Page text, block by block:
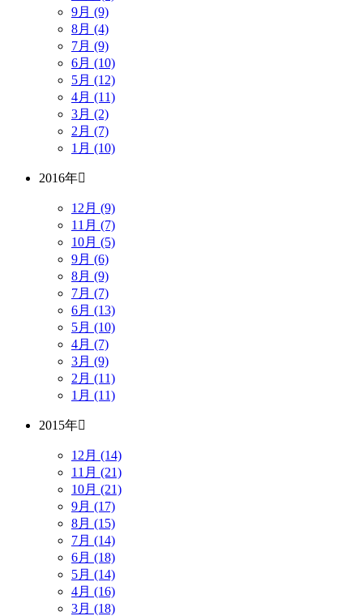
9月 (9)
8月 (4)
7月 (9)
6月 (10)
5月 (12)
4月 (11)
3月 (2)
2月 (7)
1月 (10)
2016年
12月 (9)
11月 (7)
10月 (5)
9月 (6)
8月 (9)
7月 (7)
6月 (13)
5月 (10)
4月 (7)
3月 (9)
2月 (11)
1月 (11)
2015年
12月 (14)
11月 (21)
10月 (21)
9月 (17)
8月 (15)
7月 (14)
6月 (18)
5月 (14)
4月 (16)
3月 (18)